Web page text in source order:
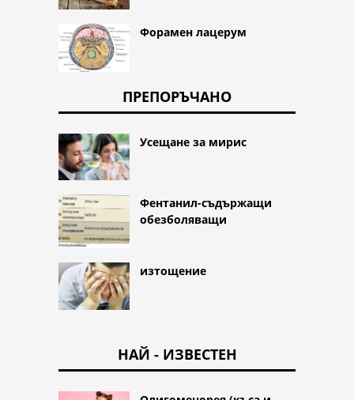
Форамен лацерум
ПРЕПОРЪЧАНО
Усещане за мирис
Фентанил-съдържащи
обезболяващи
изтощение
НАЙ - ИЗВЕСТЕН